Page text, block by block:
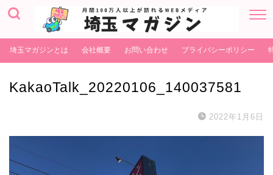
埼玉マガジンとは 会社概要 お問い合わせ プライバシーポリシー
KakaoTalk_20220106_140037581
2022年1月6日